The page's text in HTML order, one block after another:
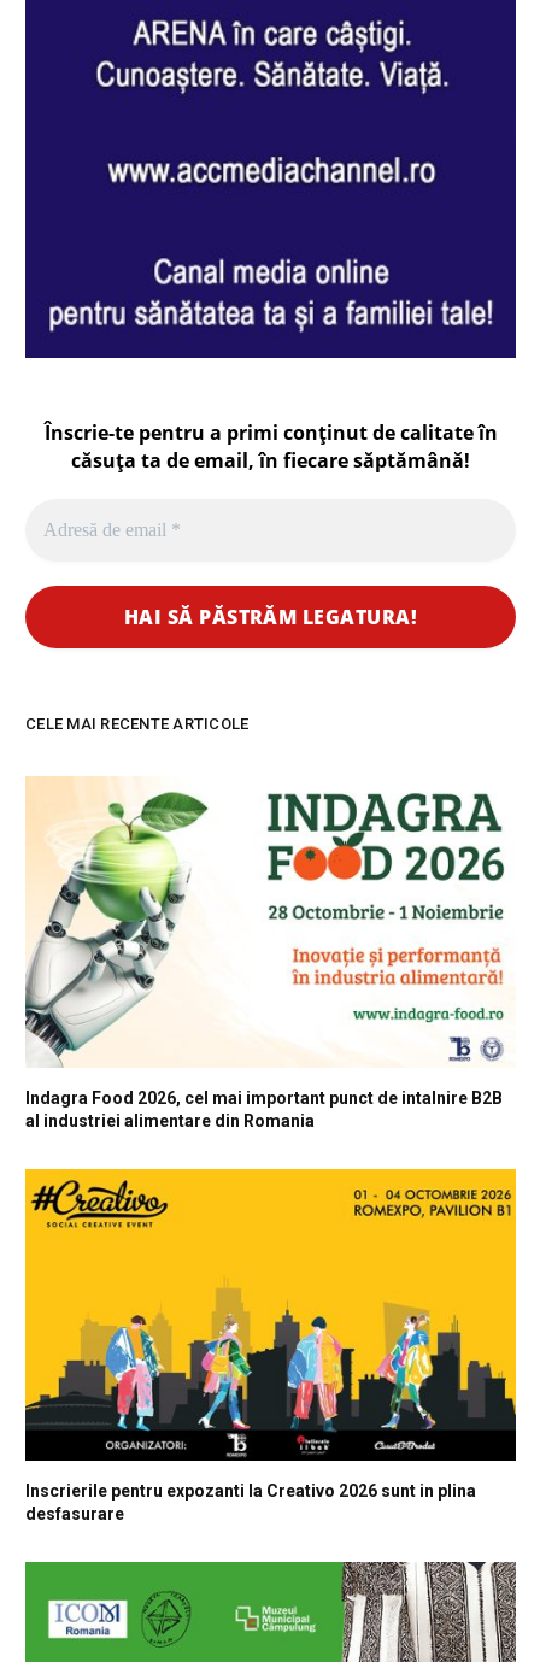
Înscrie-te pentru a primi conținut de calitate în
căsuța ta de email, în fiecaresăptămână!
CELE MAI RECENTE ARTICOLE
Indagra Food 2026, cel mai important punct de intalnire B2B
al industriei alimentare din Romania
Inscrierile pentru expozanti la Creativo 2026 sunt in plina
desfasurare